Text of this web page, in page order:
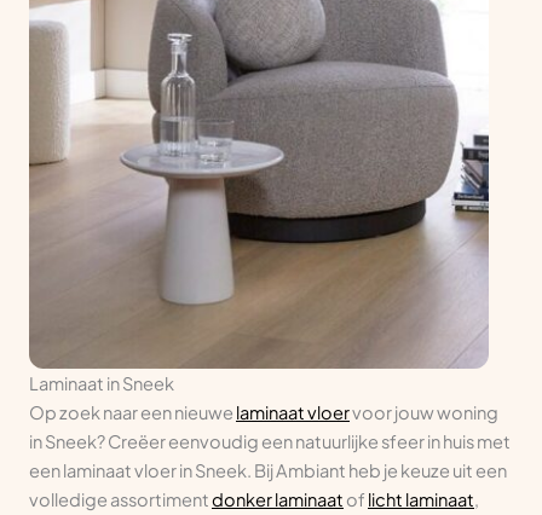
Laminaat in Sneek
Op zoek naar een nieuwe laminaat vloervoor jouw woning
in Sneek? Creëer eenvoudig een natuurlijke sfeer in huis met
een laminaat vloer in Sneek. Bij Ambiant heb je keuze uit een
volledige assortimentdonker laminaat of licht laminaat,